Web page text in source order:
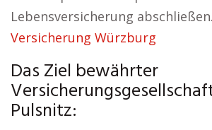
Lebensversicherung
Versicherung Würzburg
Das Ziel bewährter
Pulsnitz: